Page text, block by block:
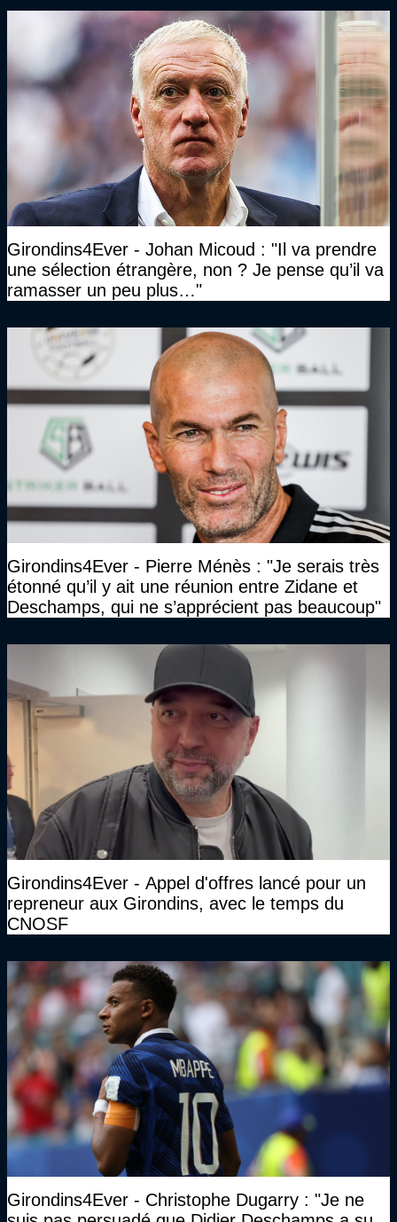
Girondins4Ever - Johan Micoud : "Il va prendre
une sélection étrangère, non ? Je pense qu’il va
ramasser un peu plus…"
Girondins4Ever - Pierre Ménès : "Je serais très
étonné qu’il y ait une réunion entre Zidane et
Deschamps, qui ne s’apprécient pas beaucoup"
Girondins4Ever - Appel d'offres lancé pour un
repreneur aux Girondins, avec le temps du
CNOSF
Girondins4Ever - Christophe Dugarry : "Je ne